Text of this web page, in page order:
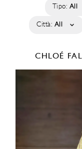
Tipo: All
Città: All
CHLOÉ